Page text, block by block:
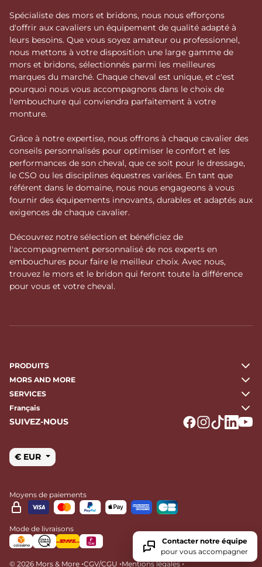
Spécialiste des mors et bridons, nous nous efforçons
d'offrir aux cavaliers un équipement de qualité adapté à
leurs besoins. Que vous soyez amateur ou professionnel,
nous mettons à votre disposition une large gamme de
mors et bridons, sélectionnés parmi les meilleures
marques du marché. Chaque cheval est unique, et c'est
pourquoi nous vous accompagnons dans le choix de
l'embouchure qui conviendra parfaitement à votre
monture.
Grâce à notre expertise, nous offrons à chaque cavalier des
conseils personnalisés pour optimiser le confort et les
performances de son cheval, que ce soit pour le dressage,
le CSO ou les disciplines équestres variées. En tant que
référent dans le domaine, nous nous engageons à vous
fournir des équipements innovants, durables et adaptés aux
exigences de chaque cavalier.
Découvrez notre sélection et bénéficiez de
l'accompagnement personnalisé de nos experts en
embouchures pour faire le meilleur choix. Avec nous,
trouvez le mors et le bridon qui feront toute la différence
pour vous et votre cheval.
PRODUITS
MORS AND MORE
SERVICES
Français
SUIVEZ-NOUS
€ EUR
Moyens de paiements
Mode de livraisons
© 2026 Mors & More •CGV/CGU •Mentions légales•
Contacter notre équipe
pour vous accompagner